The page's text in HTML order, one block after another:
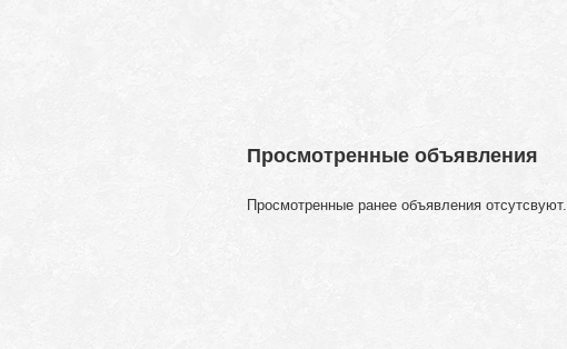
Просмотренные объявления
Просмотренные ранее объявления отсутсвуют.